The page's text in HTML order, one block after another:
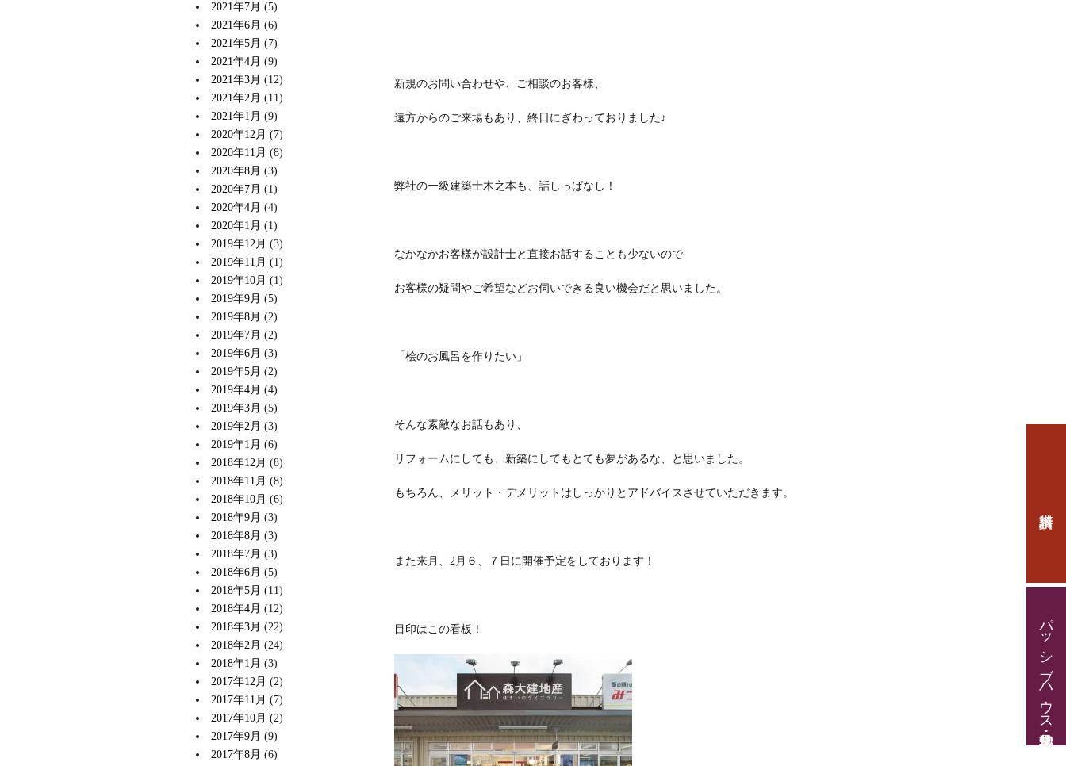
パッシブハウス見学・住宅相談
新規のお問い合わせや、ご相談のお客様、
遠方からのご来場もあり、終日にぎわっておりました♪
弊社の一級建築士木之本も、話しっぱなし！
なかなかお客様が設計士と直接お話することも少ないので
お客様の疑問やご希望などお伺いできる良い機会だと思いました。
「桧のお風呂を作りたい」
そんな素敵なお話もあり、
リフォームにしても、新築にしてもとても夢があるな、と思いました。
もちろん、メリット・デメリットはしっかりとアドバイスさせていただきます。
また来月、2月６、７日に開催予定をしております！
目印はこの看板！
2021年7月 (5)
2021年6月 (6)
2021年5月 (7)
2021年4月 (9)
2021年3月 (12)
2021年2月 (11)
2021年1月 (9)
2020年12月 (7)
2020年11月 (8)
2020年8月 (3)
2020年7月 (1)
2020年4月 (4)
2020年1月 (1)
2019年12月 (3)
2019年11月 (1)
2019年10月 (1)
2019年9月 (5)
2019年8月 (2)
2019年7月 (2)
2019年6月 (3)
2019年5月 (2)
2019年4月 (4)
2019年3月 (5)
2019年2月 (3)
2019年1月 (6)
2018年12月 (8)
2018年11月 (8)
2018年10月 (6)
2018年9月 (3)
2018年8月 (3)
2018年7月 (3)
2018年6月 (5)
2018年5月 (11)
2018年4月 (12)
2018年3月 (22)
2018年2月 (24)
2018年1月 (3)
2017年12月 (2)
2017年11月 (7)
2017年10月 (2)
2017年9月 (9)
2017年8月 (6)